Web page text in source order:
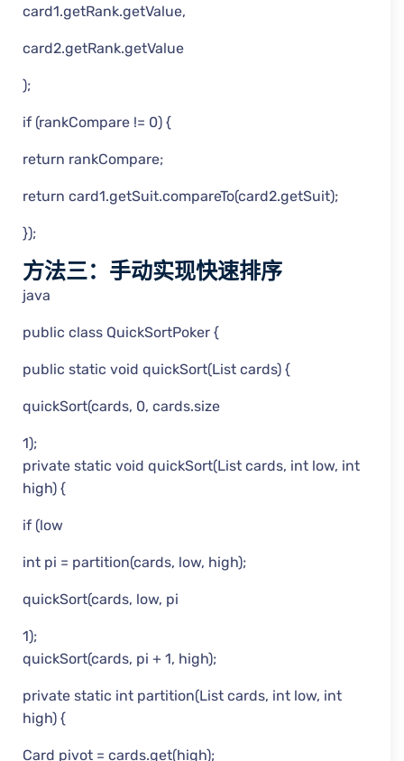
card1.getRank.getValue,
card2.getRank.getValue
);
if (rankCompare != 0) {
return rankCompare;
return card1.getSuit.compareTo(card2.getSuit);
});
方法三：手动实现快速排序
java
public class QuickSortPoker {
public static void quickSort(List cards) {
quickSort(cards, 0, cards.size
1);
private static void quickSort(List cards, int low, int
high) {
if (low
int pi = partition(cards, low, high);
quickSort(cards, low, pi
1);
quickSort(cards, pi + 1, high);
private static int partition(List cards, int low, int
high) {
Card pivot = cards.get(high);